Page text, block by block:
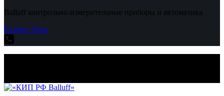
Balluff контрольно-измерительные приборы и автоматика
Explore Shop